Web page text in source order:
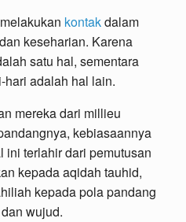
kontakdalam
keseharian. Karena
satu hal, sementara
hari adalah hal lain.
mereka dari millieu
kebiasaannya
ini terlahir dari pemutusan
kepada aqidah tauhid,
kepada pola pandang
wujud.